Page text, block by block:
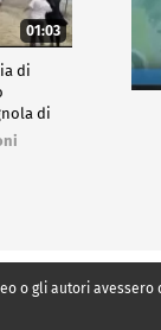
01:03
di
di
o gli autori